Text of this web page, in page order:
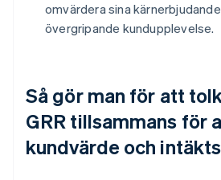
omvärdera sina
övergripande kundupplevelse.
Så gör man för att
GRR tillsammans för
kundvärde och